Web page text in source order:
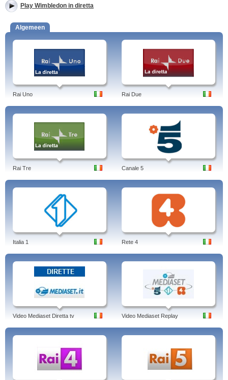
Play Wimbledon in diretta
Algemeen
Rai Uno Rai Due
Rai Tre Canale 5
Italia 1 Rete 4
Video Mediaset Diretta tv Video Mediaset Replay